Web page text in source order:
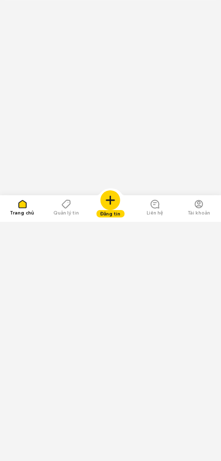
Trang chủ Quản lý tin Đăng tin Liên hệ Tài khoản